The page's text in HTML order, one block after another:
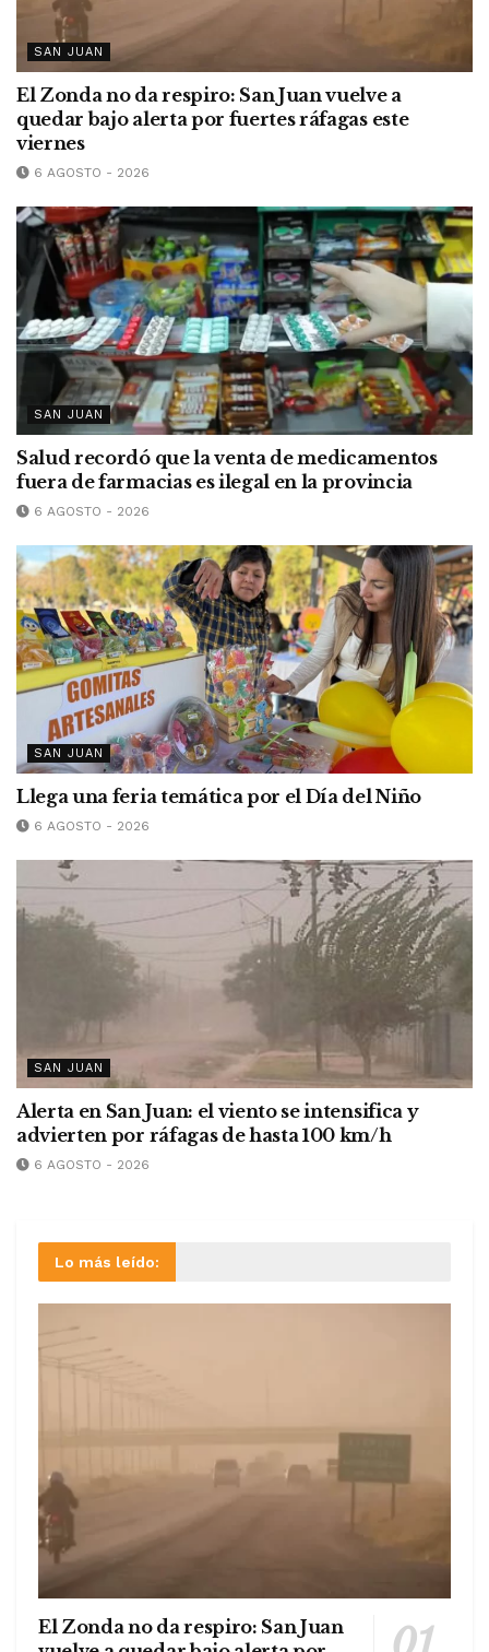
SAN JUAN
El Zonda no da respiro: San Juan vuelve a
quedar bajo alerta por fuertes ráfagas este
viernes
6 AGOSTO - 2026
SAN JUAN
Salud recordó que la venta de medicamentos
fuera de farmacias es ilegal en la provincia
6 AGOSTO - 2026
SAN JUAN
Llega una feria temática por el Día del Niño
6 AGOSTO - 2026
SAN JUAN
Alerta en San Juan: el viento se intensifica y
advierten por ráfagas de hasta 100 km/h
6 AGOSTO - 2026
Lo más leído:
El Zonda no da respiro: San Juan